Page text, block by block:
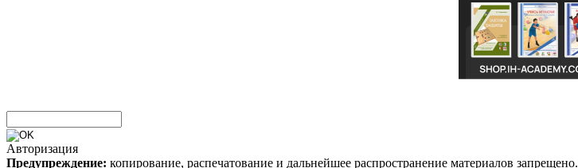
Авторизация
Предупреждение: копирование, распечатование и дальнейшее распространение материалов запрещено.